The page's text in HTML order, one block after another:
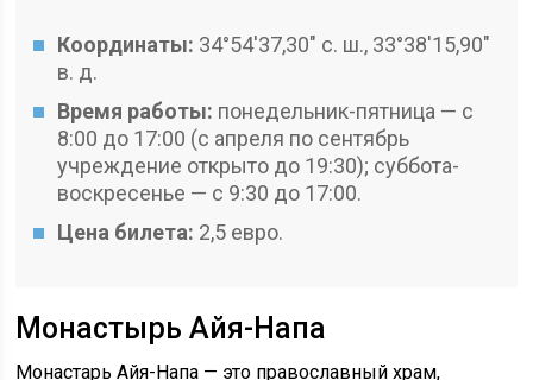
Координаты: 34°54′37,30″ с. ш., 33°38′15,90″
в. д.
Время работы: понедельник-пятница — с
8:00 до 17:00 (с апреля по сентябрь
учреждение открыто до 19:30); суббота-
воскресенье — с 9:30 до 17:00.
Цена билета: 2,5 евро.
Монастырь Айя-Напа
Монастарь Айя-Напа — это православный храм,